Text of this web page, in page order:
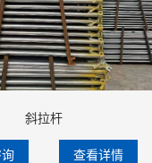
斜拉杆
查看详情